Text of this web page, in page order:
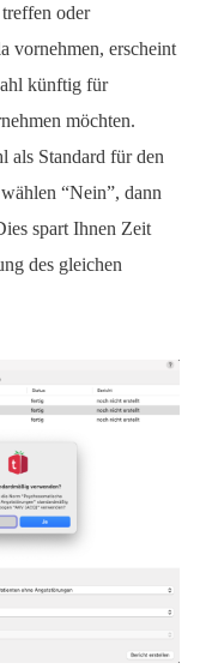
oder
vornehmen, erscheint
künftig für
möchten.
als Standard für den
“Nein”, dann
spart Ihnen Zeit
des gleichen